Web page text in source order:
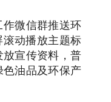
微信群推送环
动播放主题标
宣传资料，普
油品及环保产